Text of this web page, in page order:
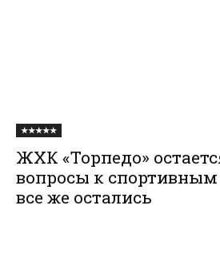
★★★★★
ЖХК «Торпедо»
вопросы к
все же остались